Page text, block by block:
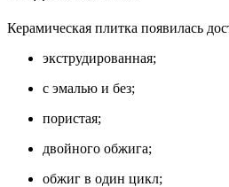
Керамическая плитка появилась
экструдированная;
с эмалью и без;
пористая;
двойного обжига;
обжиг в один цикл;